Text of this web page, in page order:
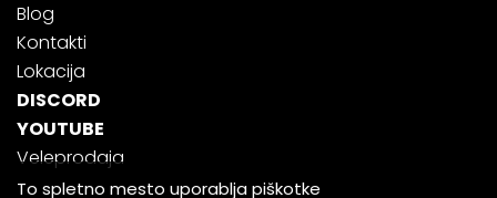
Blog
Kontakti
Lokacija
DISCORD
YOUTUBE
Veleprodaja
To spletno mesto uporablja piškotke